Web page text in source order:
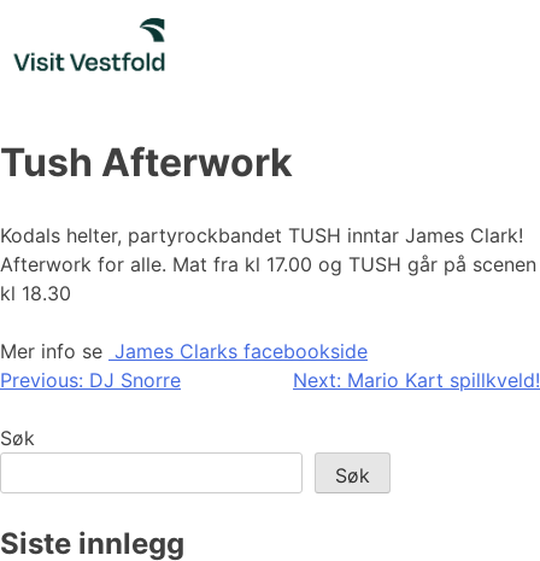
content
Tush Afterwork
Kodals helter, partyrockbandet TUSH inntar James Clark!
Afterwork for alle. Mat fra kl 17.00 og TUSH går på scenen
kl 18.30
Mer info se James Clarks facebookside
Innleggsnavigasjon
Previous: DJ Snorre Next: Mario Kart spillkveld!
Søk
Søk
Siste innlegg